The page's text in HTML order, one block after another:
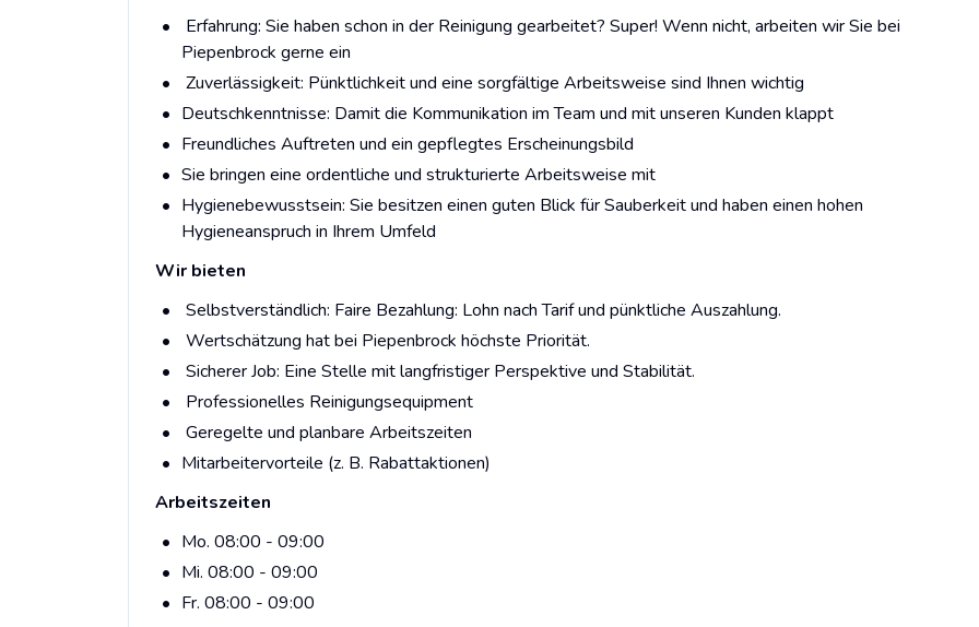
Erfahrung: Sie haben schon in der Reinigung gearbeitet? Super! Wenn nicht, arbeiten wir Sie bei
Piepenbrock gerne ein
Zuverlässigkeit: Pünktlichkeit und eine sorgfältige Arbeitsweise sind Ihnen wichtig
Deutschkenntnisse: Damit die Kommunikation im Team und mit unseren Kunden klappt
Freundliches Auftreten und ein gepflegtes Erscheinungsbild
Sie bringen eine ordentliche und strukturierte Arbeitsweise mit
Hygienebewusstsein: Sie besitzen einen guten Blick für Sauberkeit und haben einen hohen
Hygieneanspruch in Ihrem Umfeld
Wir bieten
Selbstverständlich: Faire Bezahlung: Lohn nach Tarif und pünktliche Auszahlung.
Wertschätzung hat bei Piepenbrock höchste Priorität.
Sicherer Job: Eine Stelle mit langfristiger Perspektive und Stabilität.
Professionelles Reinigungsequipment
Geregelte und planbare Arbeitszeiten
Mitarbeitervorteile (z. B. Rabattaktionen)
Arbeitszeiten
Mo. 08:00 - 09:00
Mi. 08:00 - 09:00
Fr. 08:00 - 09:00